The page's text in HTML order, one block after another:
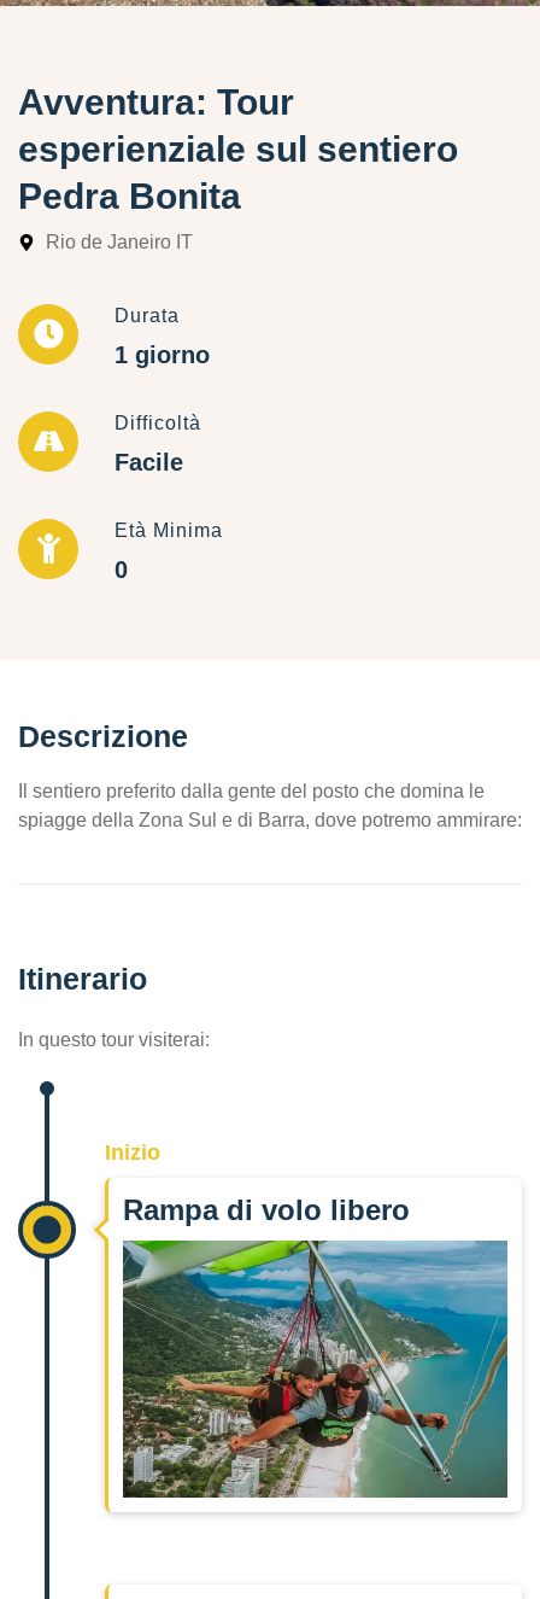
Avventura: Tour
esperienziale sul sentiero
Pedra Bonita
Rio de Janeiro IT
Durata
1 giorno
Difficoltà
Facile
Età Minima
0
Descrizione
Il sentiero preferito dalla gente del posto che domina le
spiagge della Zona Sul e di Barra, dove potremo ammirare:
Itinerario
In questo tour visiterai:
Inizio
Rampa di volo libero